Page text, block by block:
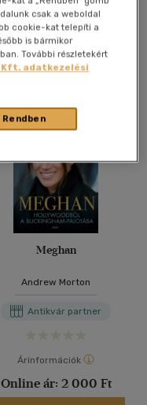
Meghan
Andrew Morton
Antikvár partner
Árinformációk
Online ár: 2 000 Ft
csak a weboldal
cookie-kat telepíti a
is bármikor
További részletekért
Kft. adatkezelési
Rendben